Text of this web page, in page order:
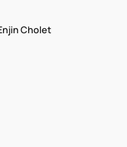
Cholet